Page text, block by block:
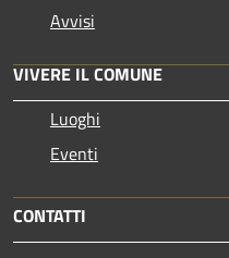
Avvisi
VIVERE IL COMUNE
Luoghi
Eventi
CONTATTI